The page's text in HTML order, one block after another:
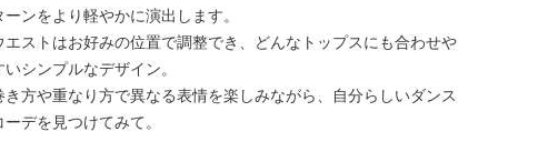
ーンをより軽やかに演出します。
エストはお好みの位置で調整でき、どんなトップスにも合わせや
いシンプルなデザイン。
き方や重なり方で異なる表情を楽しみながら、自分らしいダンス
ーデを見つけてみて。